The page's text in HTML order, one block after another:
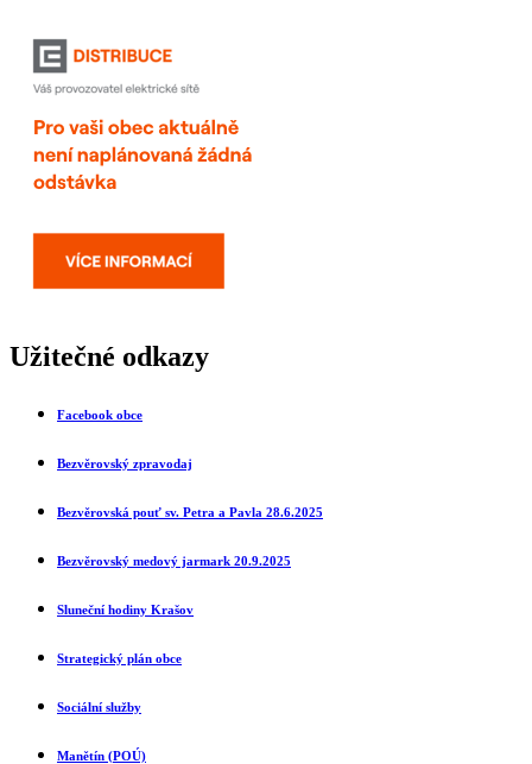
Užitečné odkazy
Facebook obce
Bezvěrovský zpravodaj
Bezvěrovská pouť sv. Petra a Pavla 28.6.2025
Bezvěrovský medový jarmark 20.9.2025
Sluneční hodiny Krašov
Strategický plán obce
Sociální služby
Manětín (POÚ)